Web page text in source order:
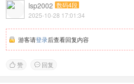
lsp2002 数码4段
2025-10-28 17:01:34
游客请登录后查看回复内容
 赞  回复